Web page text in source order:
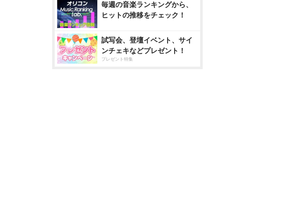
毎週の音楽ランキングから、
ヒットの推移をチェック！
試写会、登壇イベント、サイ
ンチェキなどプレゼント！
プレゼント特集